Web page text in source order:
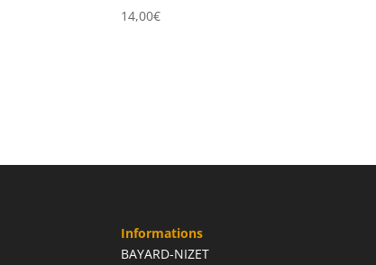
14,00€
Informations
BAYARD-NIZET